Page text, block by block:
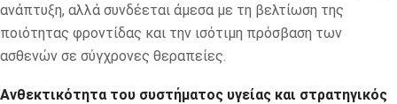
ανάπτυξη, αλλά συνδέεται άμεσα με τη βελτίωση της
ποιότητας φροντίδας και την ισότιμη πρόσβαση των
ασθενών σε σύγχρονες θεραπείες.
Ανθεκτικότητα του συστήματος υγείας και στρατηγικός